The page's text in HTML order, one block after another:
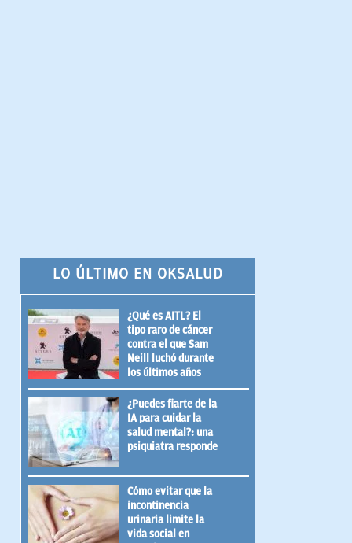
LO ÚLTIMO EN OKSALUD
¿Qué es AITL? El
tipo raro de cáncer
contra el que Sam
Neill luchó durante
los últimos años
¿Puedes fiarte de la
IA para cuidar la
salud mental?: una
psiquiatra responde
Cómo evitar que la
incontinencia
urinaria limite la
vida social en